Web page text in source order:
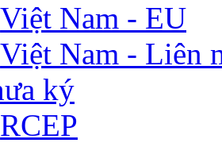
Việt Nam - EU
Việt Nam - Liên
ký
RCEP